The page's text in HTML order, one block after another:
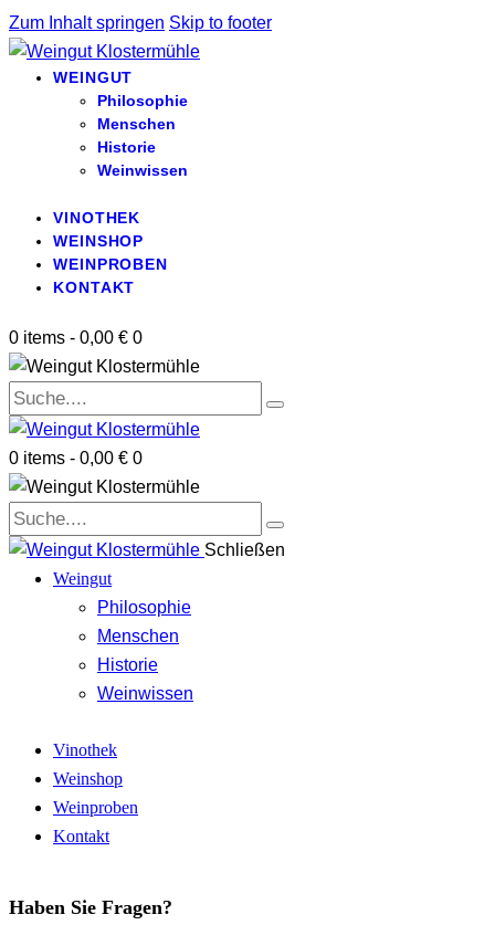
Zum Inhalt springen Skip to footer
WEINGUT
Philosophie
Menschen
Historie
Weinwissen
VINOTHEK
WEINSHOP
WEINPROBEN
KONTAKT
0 items - 0,00 € 0
0 items - 0,00 € 0
Schließen
Weingut
Philosophie
Menschen
Historie
Weinwissen
Vinothek
Weinshop
Weinproben
Kontakt
Haben Sie Fragen?